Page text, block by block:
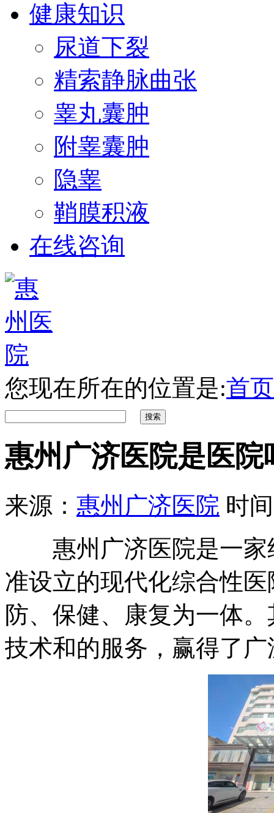
健康知识
尿道下裂
精索静脉曲张
睾丸囊肿
附睾囊肿
隐睾
鞘膜积液
在线咨询
您现在所在的位置是:首页
惠州广济医院是医
来源： 惠州广济医院 时
惠州广济医院是一家
准设立的现代化综合性
防、保健、康复为一体
技术和的服务，赢得了